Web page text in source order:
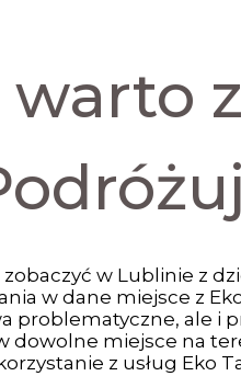
warto
w Lublinie z
w dane miejsce z
problematyczne, ale i
dowolne miejsce na
z usług Eko